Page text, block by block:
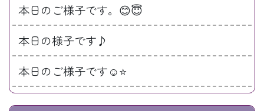
本日のご様子です。😊😇
本日の様子です♪
本日のご様子です☺️⭐️